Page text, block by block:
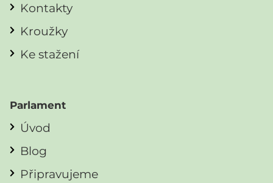
Kontakty
Kroužky
Ke stažení
Parlament
Úvod
Blog
Připravujeme